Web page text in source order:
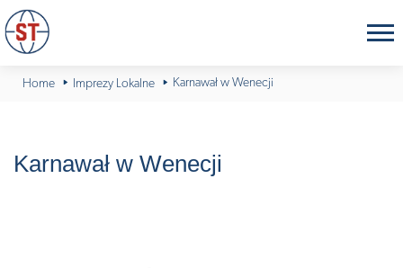
Home Imprezy Lokalne Karnawał w Wenecji
Karnawał w Wenecji